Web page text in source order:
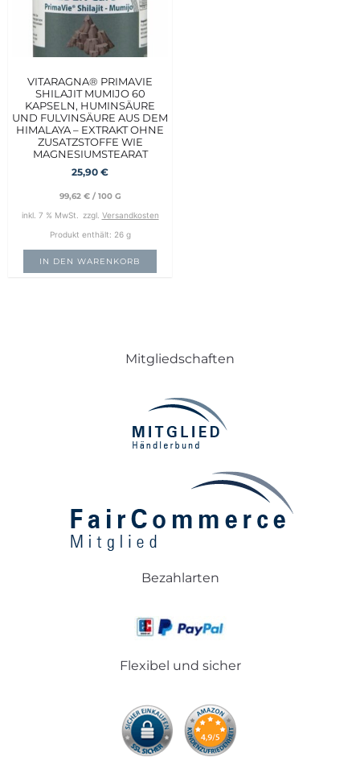
VITARAGNA® PRIMAVIE
SHILAJIT MUMIJO 60
KAPSELN, HUMINSÄURE
UND FULVINSÄURE AUS DEM
HIMALAYA – EXTRAKT OHNE
ZUSATZSTOFFE WIE
MAGNESIUMSTEARAT
25,90 €
99,62 €/ 100 G
inkl. 7 % MwSt. zzgl. Versandkosten
Produkt enthält: 26 g
IN DEN WARENKORB
Mitgliedschaften
Bezahlarten
Flexibel und sicher